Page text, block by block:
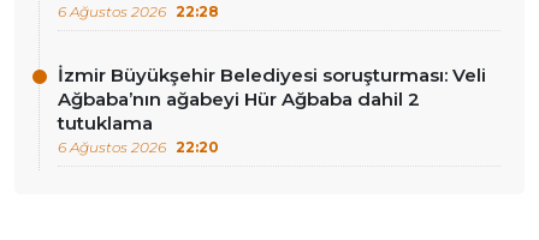
6 Ağustos 2026 22:28
İzmir Büyükşehir Belediyesi soruşturması: Veli
Ağbaba’nın ağabeyi Hür Ağbaba dahil 2
tutuklama
6 Ağustos 2026 22:20